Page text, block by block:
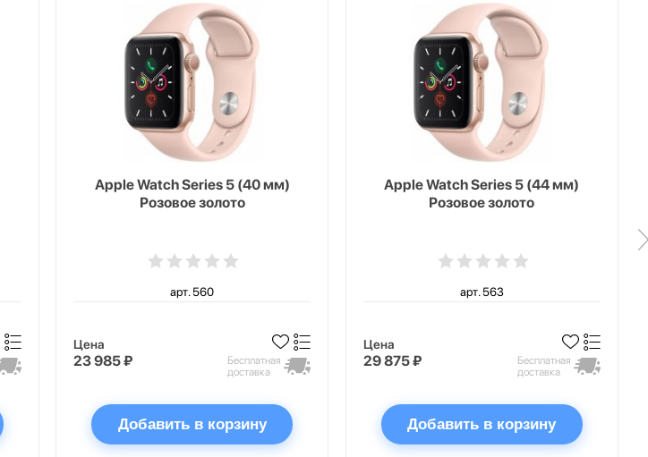
Apple Watch Series 5 (40 мм)
Розовое золото
арт. 560
Цена
23 985 ₽
Бесплатная
доставка
Добавить в корзину
Apple Watch Series 5 (44 мм)
Розовое золото
арт. 563
Цена
29 875 ₽
Бесплатная
доставка
Добавить в корзину